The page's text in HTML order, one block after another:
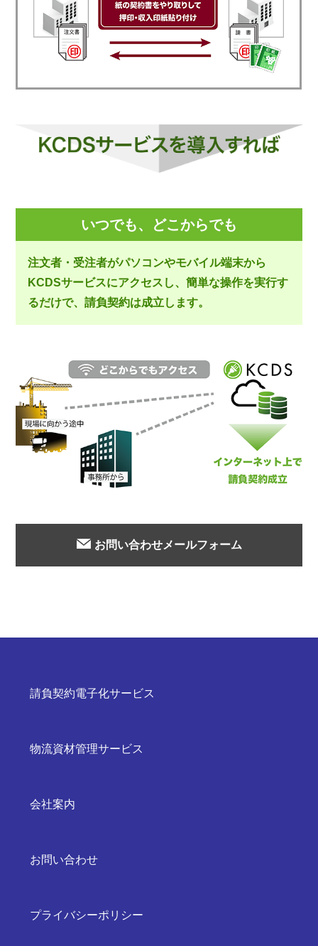
いつでも、どこからでも
注文者・受注者がパソコンやモバイル端末から
KCDSサービスにアクセスし、簡単な操作を実行す
るだけで、請負契約は成立します。
お問い合わせメールフォーム
請負契約電子化サービス
物流資材管理サービス
会社案内
お問い合わせ
プライバシーポリシー